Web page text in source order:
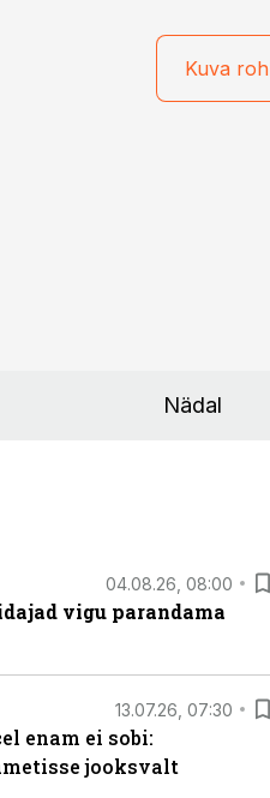
Kuva
Nädal
04.08.26, 08:00
vigu parandama
13.07.26, 07:30
enam ei sobi:
jooksvalt